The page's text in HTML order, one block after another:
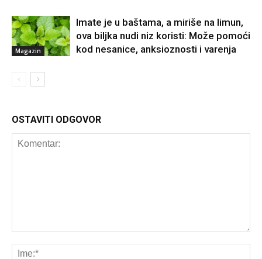
Magazin
Imate je u baštama, a miriše na limun,
ova biljka nudi niz koristi: Može pomoći
kod nesanice, anksioznosti i varenja
OSTAVITI ODGOVOR